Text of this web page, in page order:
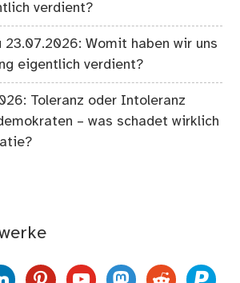
verdient?
23.07.2026: Womit haben wir uns
eigentlich verdient?
Toleranz oder Intoleranz
– was schadet wirklich
pinterestyoutubemastodon
reddit paypal